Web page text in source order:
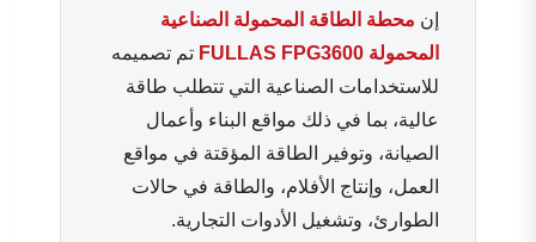
إن محطة الطاقة المحمولة الصناعية
المحمولة FULLAS FPG3600
تم تصميمه
للاستخدامات الصناعية التي تتطلب طاقة
عالية، بما في ذلك مواقع البناء وأعمال
الصيانة، وتوفير الطاقة المؤقتة في مواقع
العمل، وإنتاج الأفلام، والطاقة في حالات
الطوارئ، وتشغيل الأدوات التجارية.